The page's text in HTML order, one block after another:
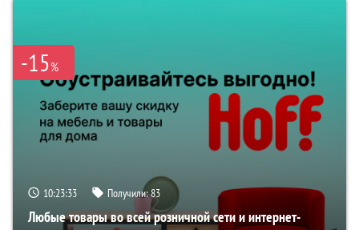
-15%
10:23:32 Получили:83
Любые товары во всей розничной сети и интернет-